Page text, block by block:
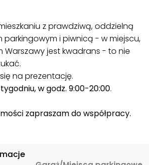
z prawdziwą, oddzielną
parkingowym i piwnicą - w miejscu,
Warszawy jest kwadrans - to nie
na prezentację.
w godz. 9:00-20:00.
zapraszam do współpracy.